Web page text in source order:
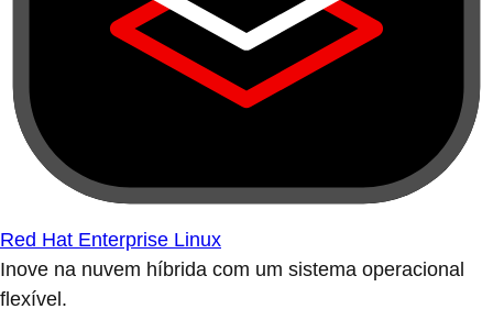
Red Hat Enterprise Linux
Inove na nuvem híbrida com um sistema operacional
flexível.